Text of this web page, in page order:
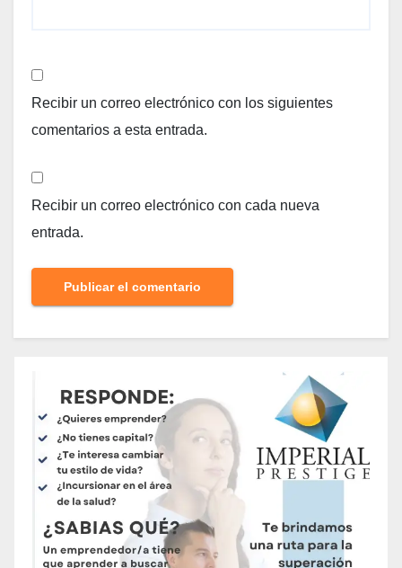
Recibir un correo electrónico con los siguientes
comentarios a esta entrada.
Recibir un correo electrónico con cada nueva
entrada.